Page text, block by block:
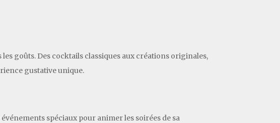
goûts. Des cocktails classiques aux créations originales,
gustative unique.
spéciaux pour animer les soirées de sa